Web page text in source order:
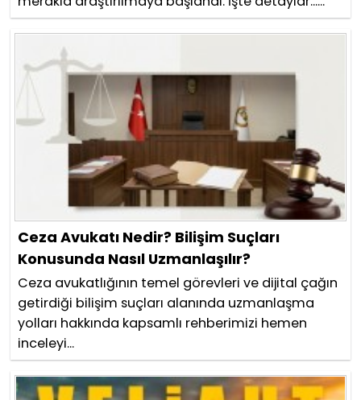
Ceza Avukatı Nedir? Bilişim Suçları
Konusunda Nasıl Uzmanlaşılır?
Ceza avukatlığının temel görevleri ve dijital çağın
getirdiği bilişim suçları alanında uzmanlaşma
yolları hakkında kapsamlı rehberimizi hemen
inceleyi...